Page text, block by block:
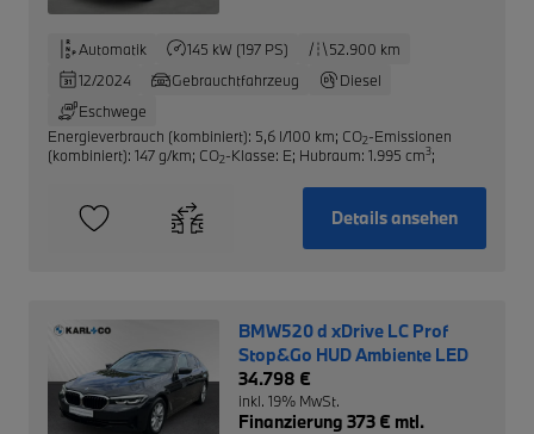
Automatik 145 kW (197 PS)
52.900 km
12/2024
Gebrauchtfahrzeug
Diesel
Eschwege
Energieverbrauch (kombiniert): 5,6 l/100 km; CO2-Emissionen
(kombiniert): 147 g/km; CO2-Klasse: E; Hubraum: 1.995 cm3;
Details ansehen
BMW520 d xDrive LC Prof
Stop&Go HUD Ambiente LED
34.798 €
inkl. 19% MwSt.
Finanzierung 373 € mtl.